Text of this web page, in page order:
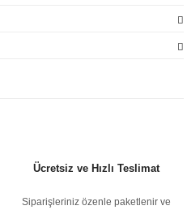
Ücretsiz ve Hızlı Teslimat
Siparişleriniz özenle paketlenir ve